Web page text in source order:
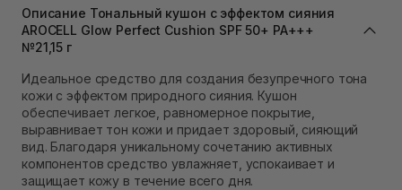
Самовывоз г. Львов ул. Степана Бандеры 43
Нет в наличии!
Самовывоз Ровно
Самовывоз г. Ровно, ул. Кулика и Гудачека 23 (ТЦ
Экватор)
Нет в наличии!
Описание Тональный кушон с эффектом сияния
AROCELL Glow Perfect Cushion SPF 50+ PA+++
№21,15 г
Идеальное средство для создания безупречного тона
кожи с эффектом природного сияния. Кушон
обеспечивает легкое, равномерное покрытие,
выравнивает тон кожи и придает здоровый, сияющий
вид. Благодаря уникальному сочетанию активных
компонентов средство увлажняет, успокаивает и
защищает кожу в течение всего дня.